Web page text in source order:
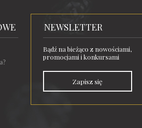
NEWSLETTER
Bądź na bieżąco z nowościami,
promocjami i konkursami
Zapisz się